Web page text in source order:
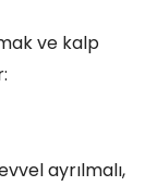
ve kalp
ayrılmalı,